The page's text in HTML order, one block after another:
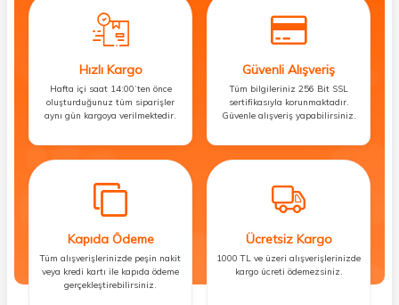
Hızlı Kargo
Hafta içi saat 14:00’ten önce
oluşturduğunuz tüm siparişler
aynı gün kargoya verilmektedir.
Güvenli Alışveriş
Tüm bilgileriniz 256 Bit SSL
sertifikasıyla korunmaktadır.
Güvenle alışveriş yapabilirsiniz.
Kapıda Ödeme
Tüm alışverişlerinizde peşin nakit
veya kredi kartı ile kapıda ödeme
gerçekleştirebilirsiniz.
Ücretsiz Kargo
1000 TL ve üzeri alışverişlerinizde
kargo ücreti ödemezsiniz.